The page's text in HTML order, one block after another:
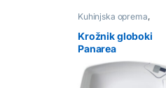
Kuhinjska oprema,
Posamezni kosi
Krožnik globoki
Panarea